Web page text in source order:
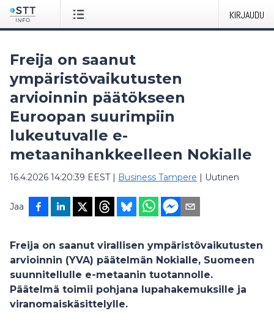
KIRJAUDU
Freija on saanut
ympäristövaikutusten
arvioinnin päätökseen
Euroopan suurimpiin
lukeutuvalle e-
metaanihankkeelleen Nokialle
16.4.2026 14:20:39 EEST| Business Tampere | Uutinen
Jaa
Freija on saanut virallisen ympäristövaikutusten
arvioinnin (YVA) päätelmän Nokialle, Suomeen
suunnitellulle e-metaanin tuotannolle.
Päätelmä toimii pohjana lupahakemuksille ja
viranomaiskäsittelylle.